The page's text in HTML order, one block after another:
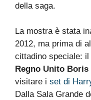
della saga.
La mostra è stata
2012, ma prima di
cittadino speciale: il
Regno Unito Boris
visitare i set di
Dalla Sala Grande